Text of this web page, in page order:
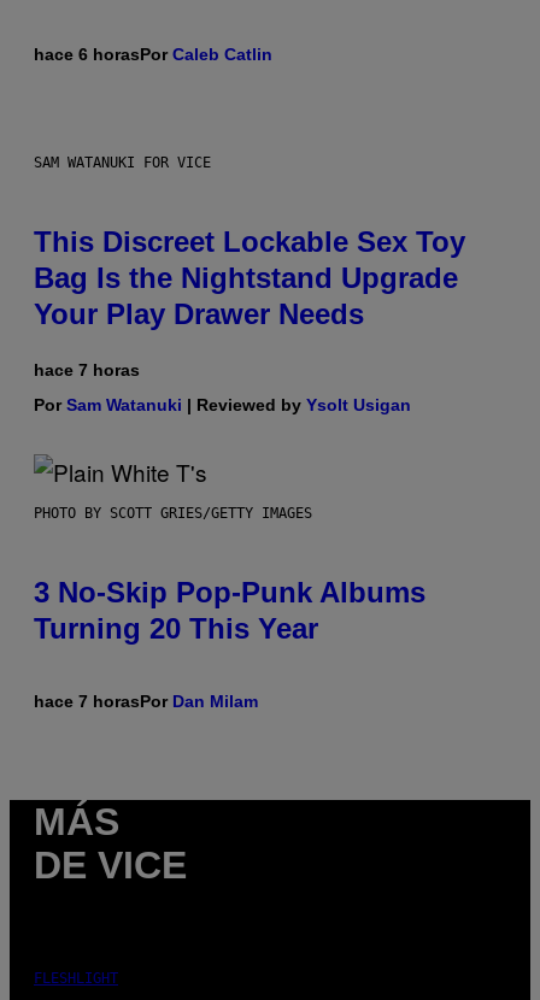
hace 6 horasPorCaleb Catlin
SAM WATANUKI FOR VICE
This Discreet Lockable Sex Toy
Bag Is the Nightstand Upgrade
Your Play Drawer Needs
hace 7 horas
PorSam Watanuki | Reviewed by Ysolt Usigan
PHOTO BY SCOTT GRIES/GETTY IMAGES
3 No-Skip Pop-Punk Albums
Turning 20 This Year
hace 7 horasPor Dan Milam
MÁS
DE VICE
FLESHLIGHT